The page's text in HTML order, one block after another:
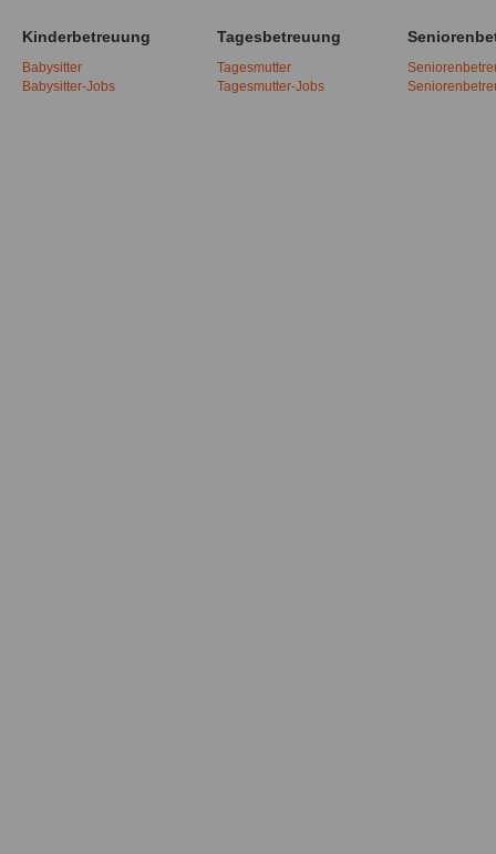
Kinderbetreuung
Babysitter
Babysitter-Jobs
Tagesbetreuung
Tagesmutter
Tagesmutter-Jobs